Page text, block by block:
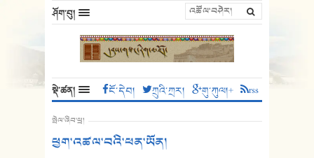
ཤོག་བུ།
སྡེ་ཚན། ངོ་དེབ། ཀྲུའི་ཀྲར། གུ་ཀུལ།+ rss
སྤེལ་ཞིབ་ཕྲ།
ཕྱག་འཚལ་བའི་ཕན་ཡོན།